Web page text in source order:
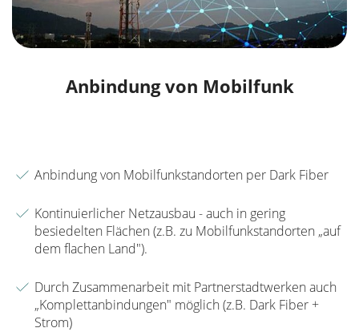
Anbindung von Mobilfunk
Anbindung von Mobilfunkstandorten per Dark Fiber
Kontinuierlicher Netzausbau - auch in gering
besiedelten Flächen (z.B. zu Mobilfunkstandorten „auf
dem flachen Land").
Durch Zusammenarbeit mit Partnerstadtwerken auch
„Komplettanbindungen" möglich (z.B. Dark Fiber +
Strom)